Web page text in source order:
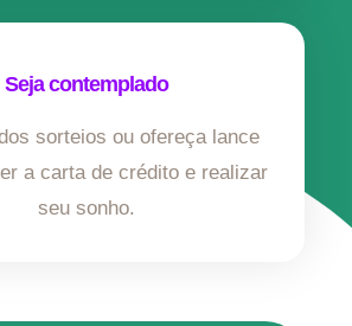
Seja contemplado
sorteios ou ofereça lance
a carta de crédito e realizar
seu sonho.